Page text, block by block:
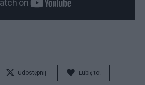
Udostępnij Lubię to!